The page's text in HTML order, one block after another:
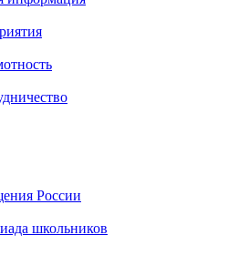
России
школьников